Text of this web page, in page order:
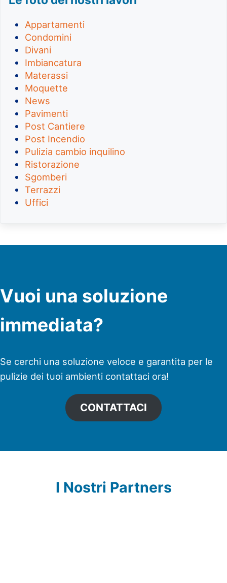
Appartamenti
Condomini
Divani
Imbiancatura
Materassi
Moquette
News
Pavimenti
Post Cantiere
Post Incendio
Pulizia cambio inquilino
Ristorazione
Sgomberi
Terrazzi
Uffici
Vuoi una soluzione
immediata?
Se cerchi una soluzione veloce e garantita per le
pulizie dei tuoi ambienti contattaci ora!
CONTATTACI
I Nostri Partners